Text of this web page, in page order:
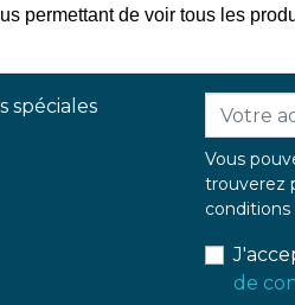
permettant de voir tous les
spéciales
Vous
trouverez
conditions
de